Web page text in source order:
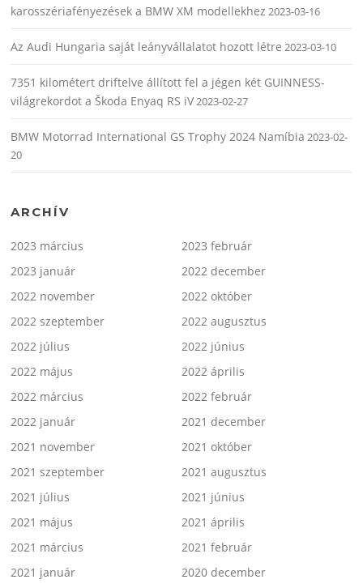
karosszériafényezések a BMW XM modellekhez 2023-03-16
Az Audi Hungaria saját leányvállalatot hozott létre 2023-03-10
7351 kilométert driftelve állított fel a jégen két GUINNESS-
világrekordot a Škoda Enyaq RS iV2023-02-27
BMW Motorrad International GS Trophy 2024 Namíbia 2023-02-
20
ARCHÍV
2023 március
2023 február
2023 január
2022 december
2022 november
2022 október
2022 szeptember
2022 augusztus
2022 július
2022 június
2022 május
2022 április
2022 március
2022 február
2022 január
2021 december
2021 november
2021 október
2021 szeptember
2021 augusztus
2021 július
2021 június
2021 május
2021 április
2021 március
2021 február
2021 január
2020 december